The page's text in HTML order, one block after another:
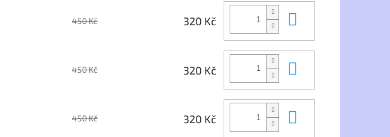
450 Kč 320 Kč
450 Kč 320 Kč
450 Kč 320 Kč